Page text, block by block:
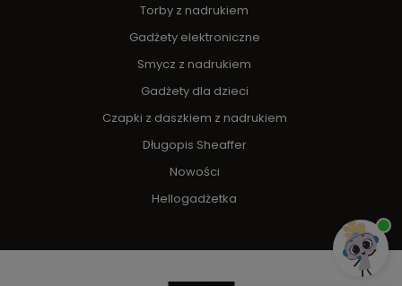
Torby z nadrukiem
Gadżety elektroniczne
Smycz z nadrukiem
Gadżety dla dzieci
Czapki z daszkiem z nadrukiem
Długopis Sheaffer
Nowości
Hellogadżetka